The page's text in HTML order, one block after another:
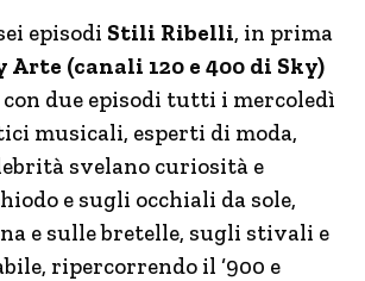
episodi Stili Ribelli, in prima
Arte (canali 120 e 400 di Sky)
con due episodi tutti i mercoledì
musicali, esperti di moda,
svelano curiosità e
e sugli occhiali da sole,
e sulle bretelle, sugli stivali e
ripercorrendo il ‘900 e